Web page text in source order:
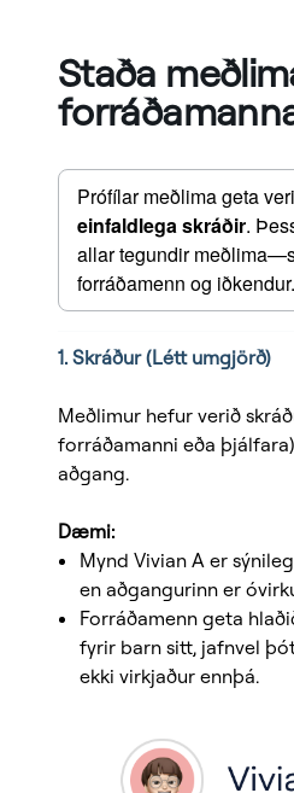
Staða
Prófílar meðlima geta
einfaldlega skráðir.
allar tegundir
forráðamenn og iðkendur.
1. Skráður (Létt umgjörð)
Meðlimur hefur verið
forráðamanni eða
aðgang.
Dæmi:
Mynd Vivian A er
en aðgangurinn er
Forráðamenn geta
fyrir barn sitt, jafnvel
ekki virkjaður ennþá.